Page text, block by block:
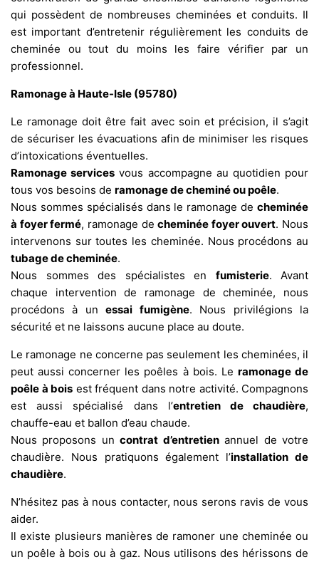
qui possèdent de nombreuses cheminées et conduits. Il
est important d’entretenir régulièrement les conduits de
cheminée ou tout du moins les faire vérifier par un
professionnel.
Ramonage à Haute-Isle (95780)
Le ramonage doit être fait avec soin et précision, il s’agit
de sécuriser les évacuations afin de minimiser les risques
d’intoxications éventuelles.
Ramonage services vous accompagne au quotidien pour
tous vos besoins de ramonage de cheminé ou poêle.
Nous sommes spécialisés dans le ramonage de cheminée
à foyer fermé, ramonage decheminée foyer ouvert. Nous
intervenons sur toutes les cheminée. Nous procédons au
tubage de cheminée.
Nous sommes des spécialistes en fumisterie. Avant
chaque intervention de ramonage de cheminée, nous
procédons à unessai fumigène. Nous privilégions la
sécurité et ne laissons aucune place au doute.
Le ramonage ne concerne pas seulement les cheminées, il
peut aussi concerner les poêles à bois. Le ramonage de
poêle à bois est fréquent dans notre activité. Compagnons
est aussi spécialisé dans l’entretien de chaudière,
chauffe-eau et ballon d’eau chaude.
Nous proposons uncontrat d’entretienannuel de votre
chaudière. Nous pratiquons également l’installation de
chaudière.
N’hésitez pas à nous contacter, nous serons ravis de vous
aider.
Il existe plusieurs manières de ramoner une cheminée ou
un poêle à bois ou à gaz. Nous utilisons des hérissons de